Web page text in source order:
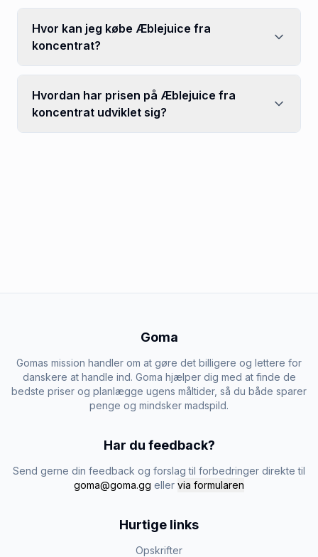
Hvor kan jeg købe Æblejuice fra
koncentrat?
Hvordan har prisen på Æblejuice fra
koncentrat udviklet sig?
Goma
Gomas mission handler om at gøre det billigere og lettere for
danskere at handle ind. Goma hjælper dig med at finde de
bedste priser og planlægge ugens måltider, så du både sparer
penge og mindsker madspild.
Har du feedback?
Send gerne din feedback og forslag til forbedringer direkte til
goma@goma.gg eller via formularen
Hurtige links
Opskrifter